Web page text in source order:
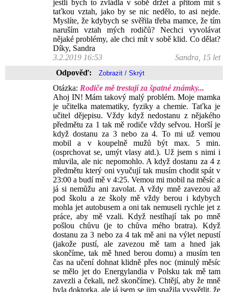
jestli bych to zvládla v sobě držet a přitom mít s
taťkou vztah, jako by se nic nedělo, to asi nejde.
Myslíte, že kdybych se svěřila třeba mamce, že tím
naruším vztah mých rodičů? Nechci vyvolávat
nějaké problémy, ale chci mít v sobě klid. Co dělat?
Díky, Sandra
3.2.2019 16:53
Sandra, 15 let
Odpověď:
Otázka: Rodiče mě trestají za špatné známky...
Ahoj IN! Mám takový malý problém. Moje mamka
je učitelka matematiky, fyziky a chemie. Taťka je
učitel dějepisu. Vždy když nedostanu z nějakého
předmětu za 1 tak mě rodiče vždy seřvou. Horší je
když dostanu za 3 nebo za 4. To mi už vemou
mobil a v koupelně mužů být max. 5 min.
(osprchovat se, umýt vlasy atd.). Už jsem s nimi i
mluvila, ale nic nepomohlo. A když dostanu za 4 z
předmětu který oni vyučují tak musím chodit spát v
23:00 a budí mě v 4:25. Vemou mi mobil na měsíc a
já si nemůžu ani zavolat. A vždy mně zavezou až
pod školu a ze školy mě vždy berou i kdybych
mohla jet autobusem a oni tak nemuseli rychle jet z
práce, aby mě vzali. Když nestíhají tak po mně
pošlou chůvu (je to chůva mého bratra). Když
dostanu za 3 nebo za 4 tak mě ani na výlet nepustí
(jakože pustí, ale zavezou mě tam a hned jak
skončíme, tak mě hned berou domu) a musím ten
čas na učení dohnat klidně přes noc (minulý měsíc
se mělo jet do Energylandia v Polsku tak mě tam
zavezli a čekali, než skončíme). Chtějí, aby že mně
byla doktorka, ale já jsem se jim snažila vysvětlit, že